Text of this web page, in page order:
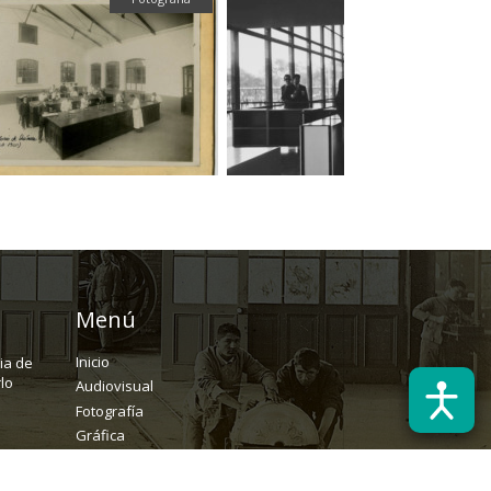
de
Menú
Inicio
Audiovisual
Fotografía
Gráfica